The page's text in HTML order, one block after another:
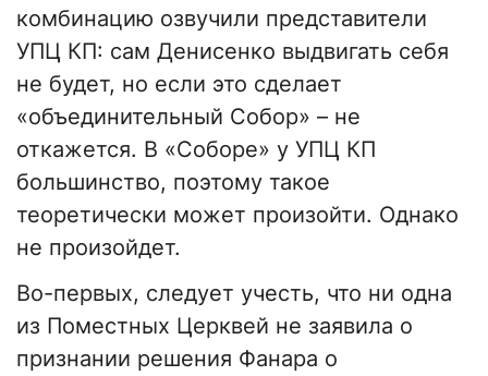
комбинацию озвучили представители
УПЦ КП: сам Денисенко выдвигать себя
не будет, но если это сделает
«объединительный Собор» – не
откажется. В «Соборе» у УПЦ КП
большинство, поэтому такое
теоретически может произойти. Однако
не произойдет.
Во-первых, следует учесть, что ни одна
из Поместных Церквей не заявила о
признании решения Фанара о